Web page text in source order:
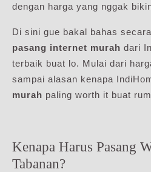
dengan harga yang nggak
Di sini gue bakal bahas
pasang internet murah dari
terbaik buat lo. Mulai dari
sampai alasan kenapa
murah paling worth it buat
Kenapa Harus Pasang
Tabanan?